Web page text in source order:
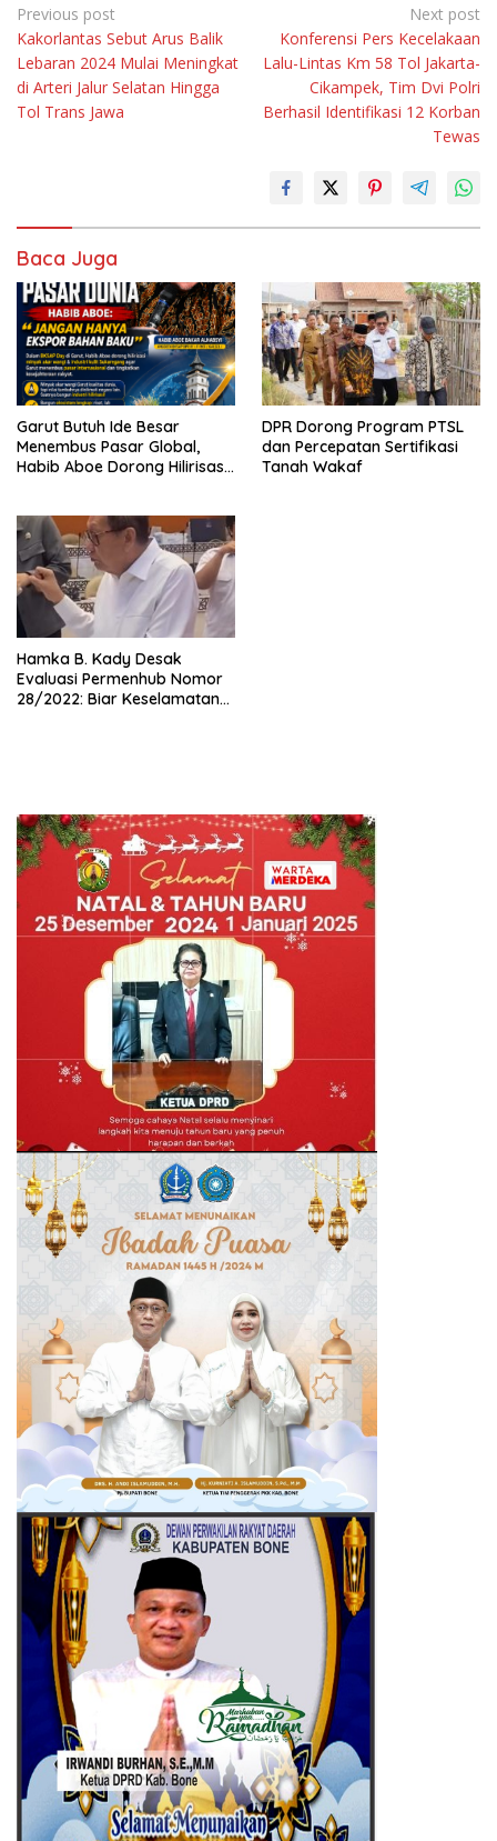
Navigasi
pos
Previous post
Kakorlantas Sebut Arus Balik
Lebaran 2024 Mulai Meningkat
di Arteri Jalur Selatan Hingga
Tol Trans Jawa
Next post
Konferensi Pers Kecelakaan
Lalu-Lintas Km 58 Tol Jakarta-
Cikampek, Tim Dvi Polri
Berhasil Identifikasi 12 Korban
Tewas
Baca Juga
Garut Butuh Ide Besar
Menembus Pasar Global,
Habib Aboe Dorong Hilirisasi
DPR Dorong Program PTSL
dan Percepatan Sertifikasi
Tanah Wakaf
Hamka B. Kady Desak
Evaluasi Permenhub Nomor
28/2022: Biar Keselamatan